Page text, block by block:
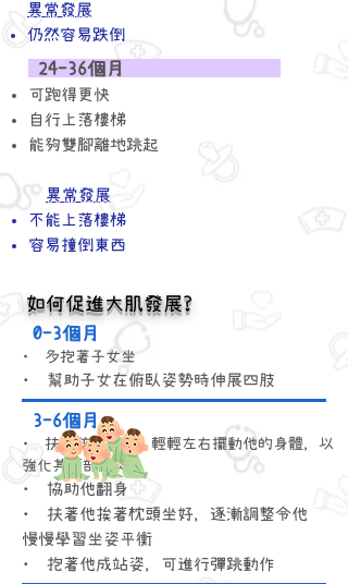
異常發展
​仍然容易跌倒
24-36個 月
可跑得更快
自行上落樓梯
​能夠雙腳離地跳起
異常發展
不能上落樓梯
容易撞倒東西
​如何促進大肌發展?
0-3個月
• 多抱著子女坐
• 幫助子女在俯臥姿勢時伸展四肢
3-6個月
• 扶着孩子坐下，輕輕左右擺動他的身體，以
強化其頸部肌肉
• 協助他翻身
• 扶著他挨著枕頭坐好，逐漸調整令他
慢慢學習坐姿平衡
• 抱著他成站姿，可進行彈跳動作